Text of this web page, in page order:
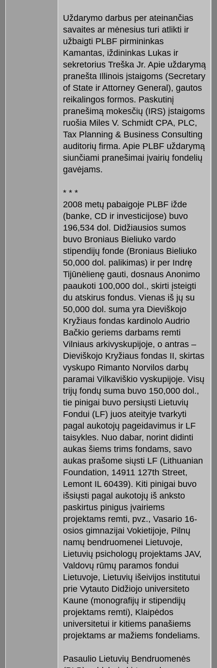
Uždarymo darbus per ateinančias
savaites ar mėnesius turi atlikti ir
užbaigti PLBF pirmininkas
Kamantas, iždininkas Lukas ir
sekretorius Treška Jr. Apie uždarymą
pranešta Illinois įstaigoms (Secretary
of State ir Attorney General), gautos
reikalingos formos. Paskutinį
pranešimą mokesčių (IRS) įstaigoms
ruošia Miles V. Schmidt CPA, PLC,
Tax Planning & Business Consulting
auditorių firma. Apie PLBF uždarymą
siunčiami pranešimai įvairių fondelių
gavėjams.
* * *
2008 metų pabaigoje PLBF ižde
(banke, CD ir investicijose) buvo
196,534 dol. Didžiausios sumos
buvo Broniaus Bieliuko vardo
stipendijų fonde (Broniaus Bieliuko
50,000 dol. palikimas) ir per Indrę
Tijūnėlienę gauti, dosnaus Anonimo
paaukoti 100,000 dol., skirti įsteigti
du atskirus fondus. Vienas iš jų su
50,000 dol. suma yra Dieviškojo
Kryžiaus fondas kardinolo Audrio
Bačkio geriems darbams remti
Vilniaus arkivyskupijoje, o antras –
Dieviškojo Kryžiaus fondas II, skirtas
vyskupo Rimanto Norvilos darbų
paramai Vilkaviškio vyskupijoje. Visų
trijų fondų suma buvo 150,000 dol.,
tie pinigai buvo persiųsti Lietuvių
Fondui (LF) juos ateityje tvarkyti
pagal aukotojų pageidavimus ir LF
taisykles. Nuo dabar, norint didinti
aukas šiems trims fondams, savo
aukas prašome siųsti LF (Lithuanian
Foundation, 14911 127th Street,
Lemont IL 60439). Kiti pinigai buvo
išsiųsti pagal aukotojų iš anksto
paskirtus pinigus įvairiems
projektams remti, pvz., Vasario 16-
osios gimnazijai Vokietijoje, Pilnų
namų bendruomenei Lietuvoje,
Lietuvių psichologų projektams JAV,
Valdovų rūmų paramos fondui
Lietuvoje, Lietuvių išeivijos institutui
prie Vytauto Didžiojo universiteto
Kaune (monografijų ir stipendijų
projektams remti), Klaipėdos
universitetui ir kitiems panašiems
projektams ar mažiems fondeliams.
Pasaulio Lietuvių Bendruomenės